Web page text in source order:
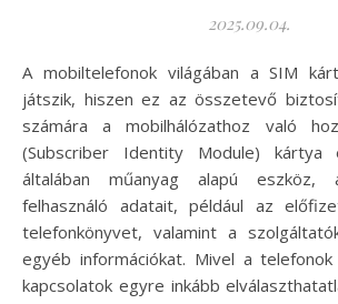
2025.09.04.
A mobiltelefonok világában a SIM kártya kulcsszerepet
játszik, hiszen ez az összetevő
számára a mobilhálózathoz való
(Subscriber Identity Module)
általában műanyag alapú
felhasználó adatait, például az
telefonkönyvet, valamint a
egyéb információkat. Mivel a
kapcsolatok egyre inkább